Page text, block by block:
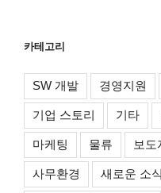
카테고리
SW 개발 경영지원
기업 스토리 기타
마케팅 물류 보도
사무환경 새로운 소식